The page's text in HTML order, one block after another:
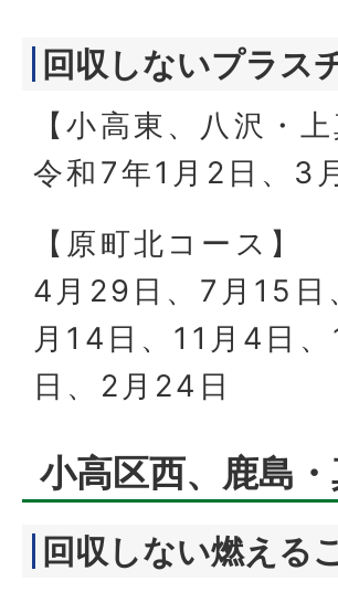
回収しないプラス
【小高東、八沢・
令和7年1月2日、3
【原町北コース】
4月29日、7月15
月14日、11月4日
日、2月24日
小高区西、鹿島
回収しない燃える